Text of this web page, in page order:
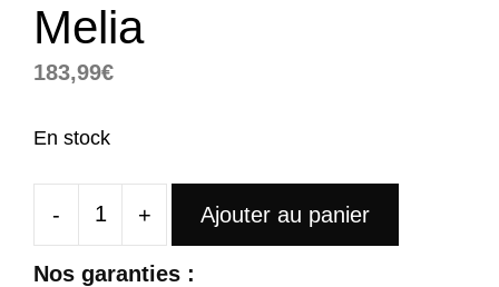
Melia
183,99€
En stock
-
quantité
+ Ajouter au panier
Nos garanties :